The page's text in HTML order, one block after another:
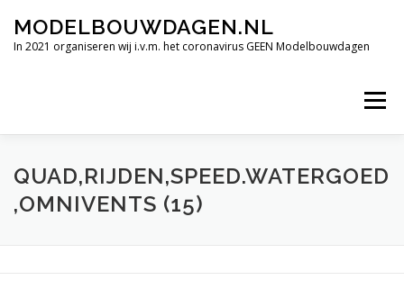
naarMODELBOUWDAGEN.NL
In 2021 organiseren wij i.v.m. het coronavirus GEEN Modelbouwdagen
Menu
TERUGBLIK INTERNATIONALE MODELBOUWDAGEN 2019
QUAD,RIJDEN,SPEED.WATERGOED
,OMNIVENTS (15)